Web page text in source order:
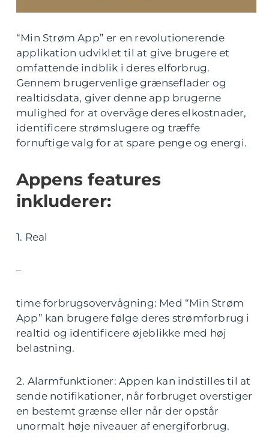
“Min Strøm App” er en revolutionerende
applikation udviklet til at give brugere et
omfattende indblik i deres elforbrug.
Gennem brugervenlige grænseflader og
realtidsdata, giver denne app brugerne
mulighed for at overvåge deres elkostnader,
identificere strømslugere og træffe
fornuftige valg for at spare penge og energi.
Appens features
inkluderer:
1. Real
–
time forbrugsovervågning: Med “Min Strøm
App” kan brugere følge deres strømforbrug i
realtid og identificere øjeblikke med høj
belastning.
2. Alarmfunktioner: Appen kan indstilles til at
sende notifikationer, når forbruget overstiger
en bestemt grænse eller når der opstår
unormalt høje niveauer af energiforbrug.